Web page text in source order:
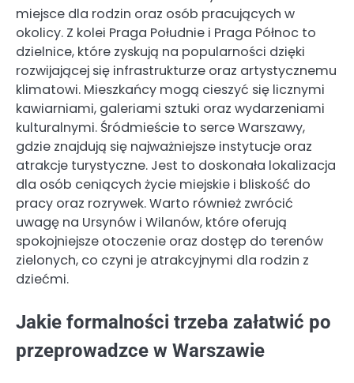
miejsce dla rodzin oraz osób pracujących w
okolicy. Z kolei Praga Południe i Praga Północ to
dzielnice, które zyskują na popularności dzięki
rozwijającej się infrastrukturze oraz artystycznemu
klimatowi. Mieszkańcy mogą cieszyć się licznymi
kawiarniami, galeriami sztuki oraz wydarzeniami
kulturalnymi. Śródmieście to serce Warszawy,
gdzie znajdują się najważniejsze instytucje oraz
atrakcje turystyczne. Jest to doskonała lokalizacja
dla osób ceniących życie miejskie i bliskość do
pracy oraz rozrywek. Warto również zwrócić
uwagę na Ursynów i Wilanów, które oferują
spokojniejsze otoczenie oraz dostęp do terenów
zielonych, co czyni je atrakcyjnymi dla rodzin z
dziećmi.
Jakie formalności trzeba załatwić po
przeprowadzce w Warszawie